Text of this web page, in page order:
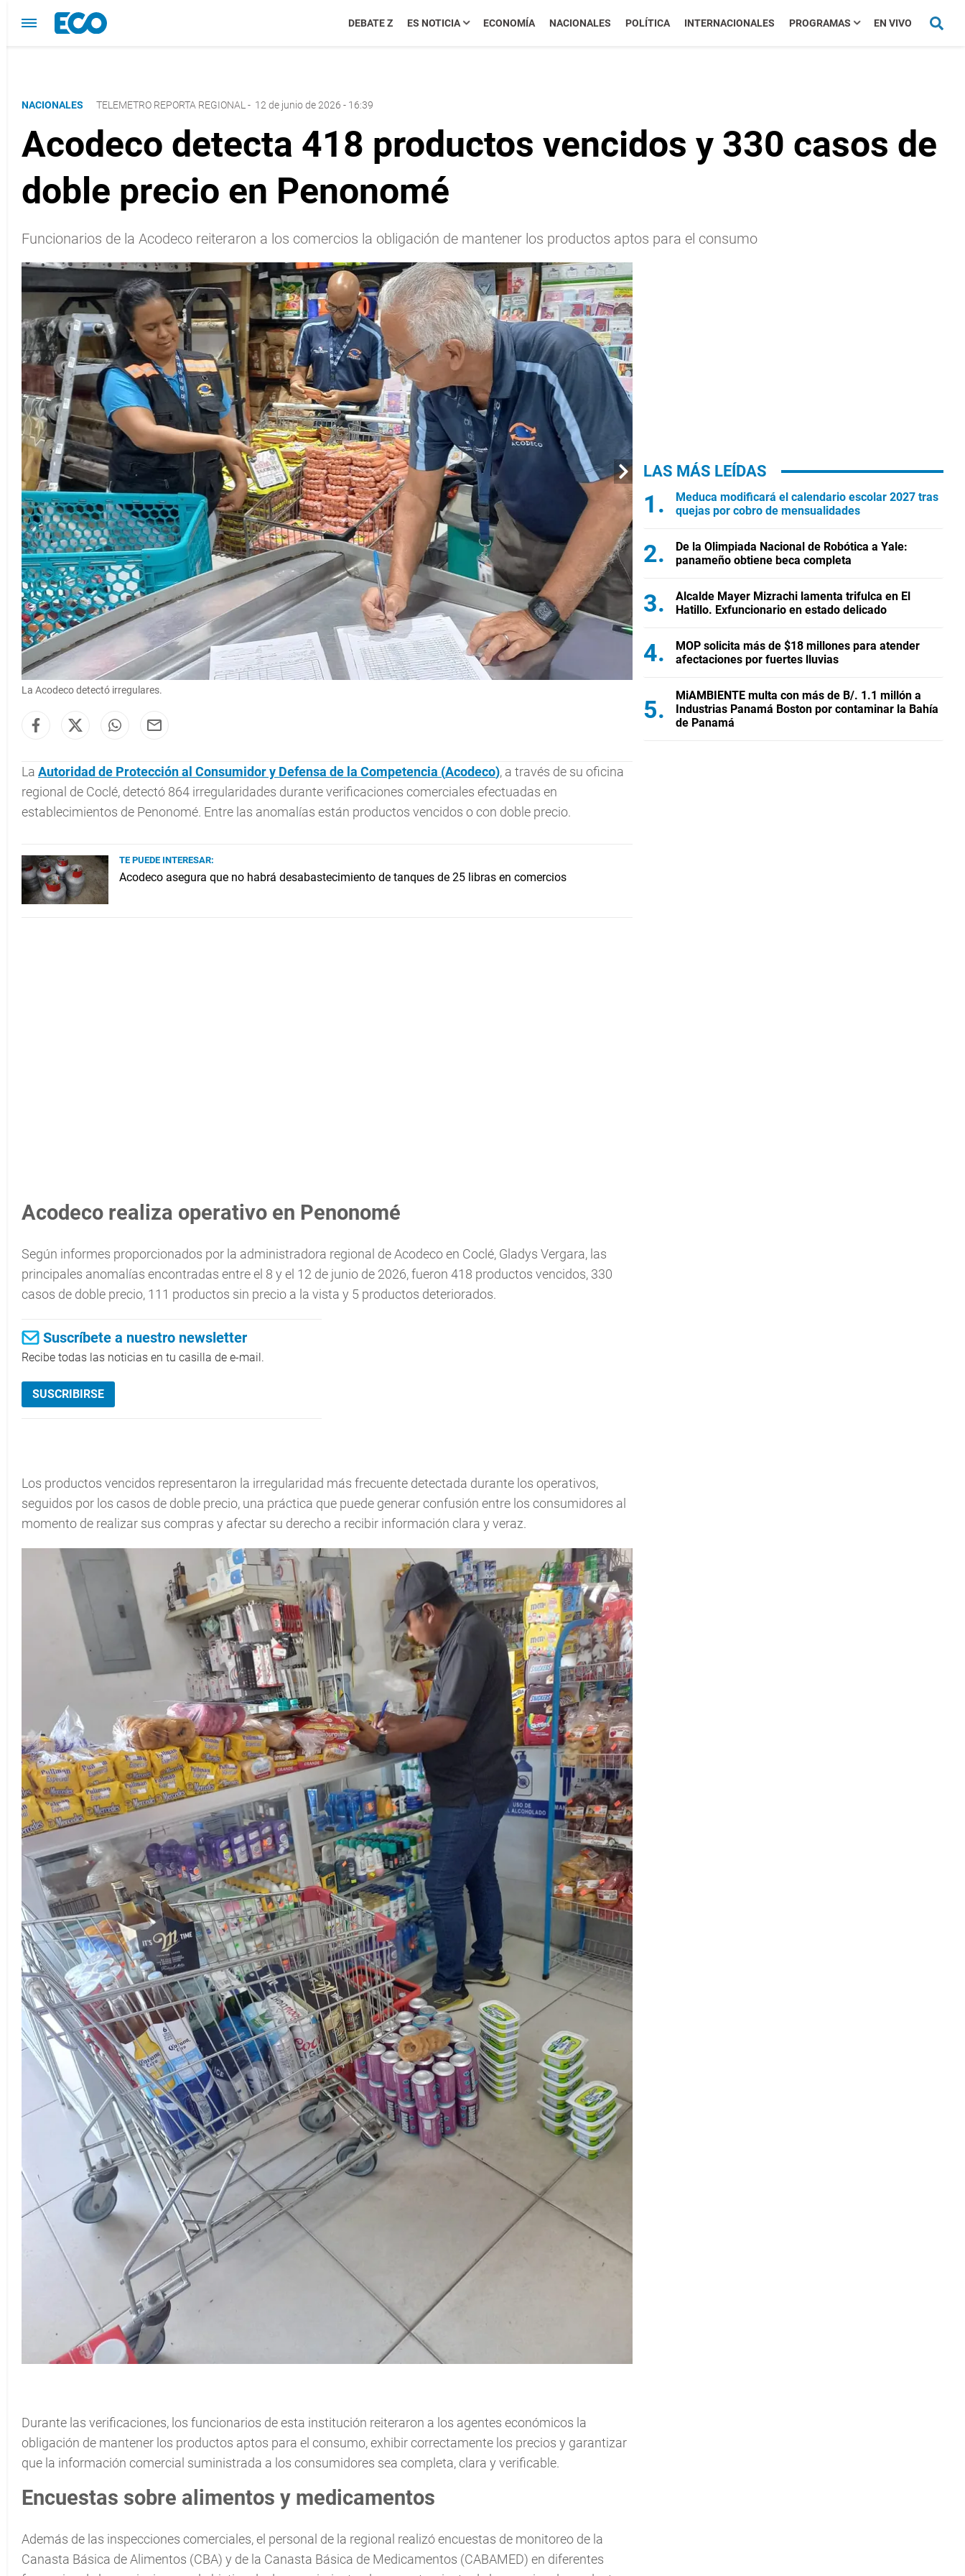
DEBATE Z ES NOTICIA ECONOMÍA NACIONALES POLÍTICA INTERNACIONALES PROGRAMAS EN VIVO
NACIONALES TELEMETRO REPORTA REGIONAL - 12 de junio de 2026 - 16:39
Acodeco detecta 418 productos vencidos y 330 casos de
doble precio en Penonomé
Funcionarios de la Acodeco reiteraron a los comercios la obligación de mantener los productos aptos para el consumo
La Acodeco detectó irregulares.
La Autoridad de Protección al Consumidor y Defensa de la Competencia (Acodeco), a través de su oficina
regional de Coclé, detectó 864 irregularidades durante verificaciones comerciales efectuadas en
establecimientos de Penonomé. Entre las anomalías están productos vencidos o con doble precio.
TE PUEDE INTERESAR:
Acodeco asegura que no habrá desabastecimiento de tanques de 25 libras en comercios
Acodeco realiza operativo en Penonomé
Según informes proporcionados por la administradora regional de Acodeco en Coclé, Gladys Vergara, las
principales anomalías encontradas entre el 8 y el 12 de junio de 2026, fueron 418 productos vencidos, 330
casos de doble precio, 111 productos sin precio a la vista y 5 productos deteriorados.
Suscríbete a nuestro newsletter
Recibe todas las noticias en tu casilla de e-mail.
SUSCRIBIRSE
Los productos vencidos representaron la irregularidad más frecuente detectada durante los operativos,
seguidos por los casos de doble precio, una práctica que puede generar confusión entre los consumidores al
momento de realizar sus compras y afectar su derecho a recibir información clara y veraz.
Durante las verificaciones, los funcionarios de esta institución reiteraron a los agentes económicos la
obligación de mantener los productos aptos para el consumo, exhibir correctamente los precios y garantizar
que la información comercial suministrada a los consumidores sea completa, clara y verificable.
Encuestas sobre alimentos y medicamentos
Además de las inspecciones comerciales, el personal de la regional realizó encuestas de monitoreo de la
Canasta Básica de Alimentos (CBA) y de la Canasta Básica de Medicamentos (CABAMED) en diferentes
LAS MÁS LEÍDAS
Meduca modificará el calendario escolar 2027 tras
quejas por cobro de mensualidades
De la Olimpiada Nacional de Robótica a Yale:
panameño obtiene beca completa
Alcalde Mayer Mizrachi lamenta trifulca en El
Hatillo. Exfuncionario en estado delicado
MOP solicita más de $18 millones para atender
afectaciones por fuertes lluvias
MiAMBIENTE multa con más de B/. 1.1 millón a
Industrias Panamá Boston por contaminar la Bahía
de Panamá